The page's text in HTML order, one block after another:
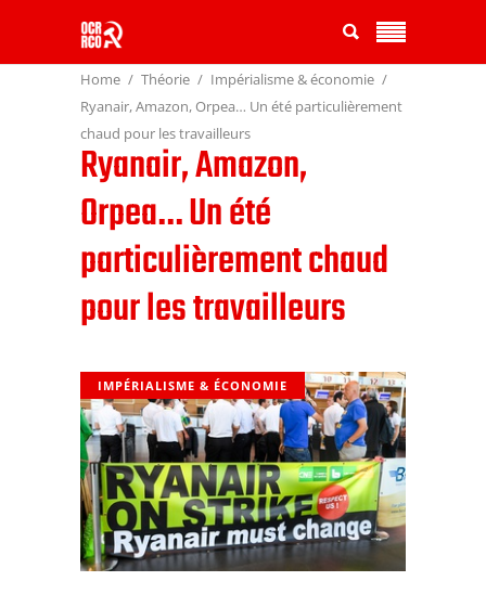
Home Théorie
Impérialisme & économie
Ryanair, Amazon, Orpea… Un été particulièrement
chaud pour les travailleurs
Ryanair, Amazon,
Orpea… Un été
particulièrement chaud
pour les travailleurs
IMPÉRIALISME & ÉCONOMIE